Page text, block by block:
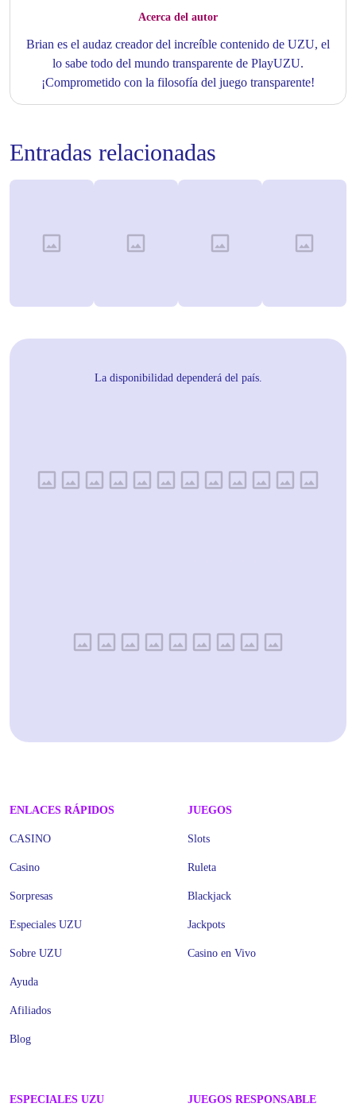
Acerca del autor
Brian es el audaz creador del increíble contenido de UZU, el
lo sabe todo del mundo transparente de PlayUZU.
¡Comprometido con la filosofía del juego transparente!
Entradas relacionadas
La disponibilidad dependerá del país.
ENLACES RÁPIDOS
CASINO
Casino
Sorpresas
Especiales UZU
Sobre UZU
Ayuda
Afiliados
Blog
JUEGOS
Slots
Ruleta
Blackjack
Jackpots
Casino en Vivo
ESPECIALES UZU JUEGOS RESPONSABLE